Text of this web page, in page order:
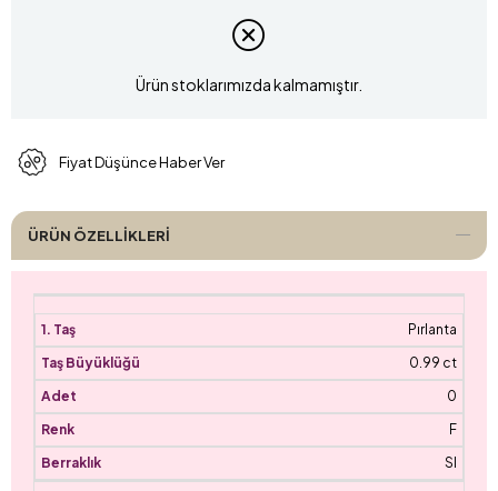
Ürün stoklarımızda kalmamıştır.
Fiyat Düşünce Haber Ver
ÜRÜN ÖZELLIKLERI
Pırlanta
0.99 ct
0
F
SI